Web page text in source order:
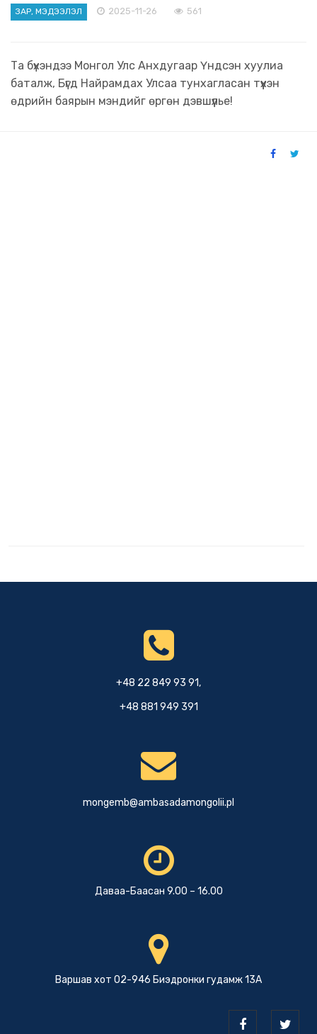
ЗАР, МЭДЭЭЛЭЛ 2025-11-26 561
Та бүхэндээ Монгол Улс Анхдугаар Үндсэн хуулиа
баталж, Бүгд Найрамдах Улсаа тунхагласан түүхэн
өдрийн баярын мэндийг өргөн дэвшүүлье!
+48 22 849 93 91,
+48 881 949 391
mongemb@ambasadamongolii.pl
Даваа-Баасан 9.00 – 16.00
Варшав хот 02-946 Биэдронки гудамж 13А